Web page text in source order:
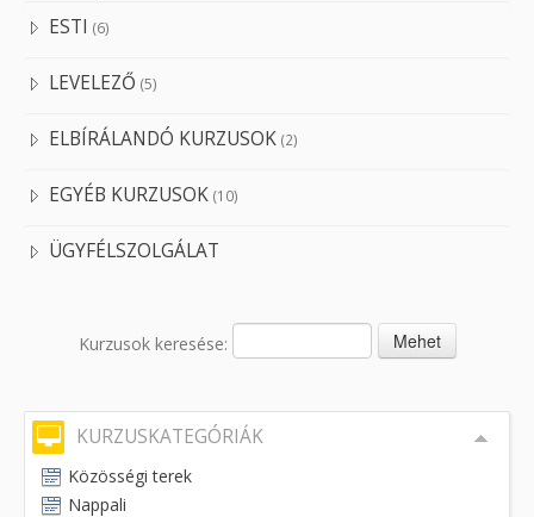
ESTI (6)
LEVELEZŐ (5)
ELBÍRÁLANDÓ KURZUSOK (2)
EGYÉB KURZUSOK (10)
ÜGYFÉLSZOLGÁLAT
Kurzusok keresése:
KURZUSKATEGÓRIÁK
Közösségi terek
Nappali